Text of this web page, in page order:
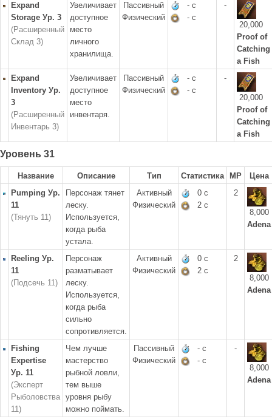
Expand
Storage Ур. 3
(Расширенный
Склад 3)
Увеличивает
доступное
место
личного
хранилища.
Пассивный
Физический
- с
- с
-
20,000
Proof of
Catching
a Fish
Expand
Inventory Ур.
3
(Расширенный
Инвентарь 3)
Увеличивает
доступное
место
инвентаря.
Пассивный
Физический
- с
- с
-
20,000
Proof of
Catching
a Fish
Уровень 31
Название Описание Тип Статистика MP
Цена
Pumping Ур.
11
(Тянуть 11)
Персонаж тянет
леску.
Используется,
когда рыба
устала.
Активный
Физический
0 с
2 с
2
8,000
Adena
Reeling Ур.
11
(Подсечь 11)
Персонаж
разматывает
леску.
Используется,
когда рыба
сильно
сопротивляется.
Активный
Физический
0 с
2 с
2
8,000
Adena
Fishing
Expertise
Ур. 11
(Эксперт
Рыболовства
11)
Чем лучше
мастерство
рыбной ловли,
тем выше
уровня рыбу
можно поймать.
Пассивный
Физический
- с
- с
-
8,000
Adena